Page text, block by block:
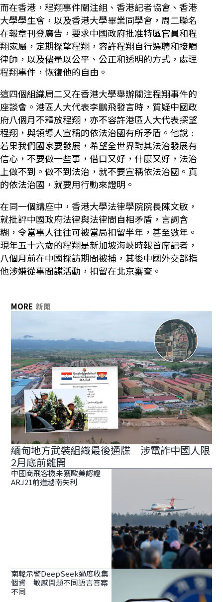
而在香港，程翔事件關注組、香港記者協會、香港
大學學生會，以及香港大學畢業同學會，周二聯名
在報章刊登廣告，要求中國政府批准特區官員和程
翔家屬，定期探望程翔，容許程翔自行選聘和接觸
律師，以及儘量以公平、公正和透明的方式，處理
程翔事件，恢復他的自由。
這四個組織周二又在香港大學舉辦關注程翔事件的
座談會。港區人大代表李鵬飛發言時，質疑中國政
府八個月不釋放程翔，亦不容許港區人大代表探望
程翔，與領導人宣稱的依法治國有所矛盾。他說﹕
若果我們國家要發展，希望全世界對其法治發展有
信心，不要做一些事，借口又好，什麼又好，法治
上做不到。做不到法治，就不要宣稱依法治國。真
的依法治國，就要用行動來證明。
在同一個講座中，香港大學法律學院院長陳文敏，
就批評中國政府法律與法律間自相矛盾，言詞含
糊，令當事人往往可被當局扣留半年，甚至數年。
現年五十六歲的程翔是新加坡海峽時報首席記者，
八個月前在中國採訪期間被捕，其後中國外交部指
他涉嫌從事間諜活動，扣留在北京審查。
MORE 新聞
緬甸地方武裝組織最後通牒 涉電詐中國人限
2月底前離開
中國商飛客機未獲歐美認證
ARJ21前進越南失利
南韓示警DeepSeek過度收集
個資 敏感問題不同語言答案
不同